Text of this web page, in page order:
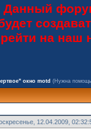
на
окно motd (Нужна
12.04.2009,